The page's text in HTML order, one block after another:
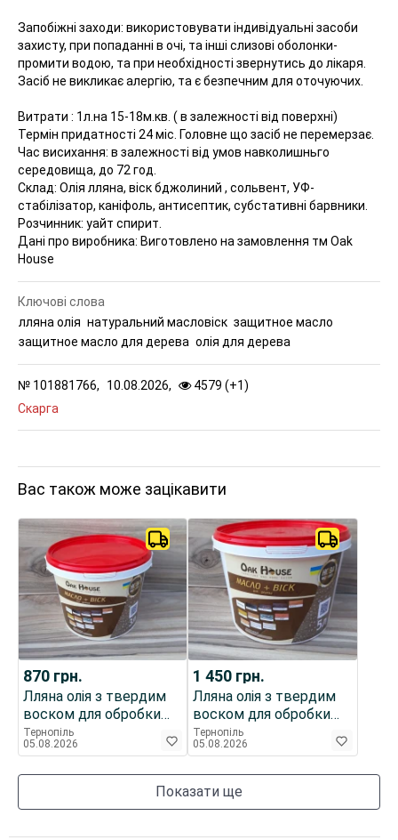
Запобіжні заходи: використовувати індивідуальні засоби
захисту, при попаданні в очі, та інші слизові оболонки-
промити водою, та при необхідності звернутись до лікаря.
Засіб не викликає алергію, та є безпечним для оточуючих.
Витрати : 1л.на 15-18м.кв. ( в залежності від поверхні)
Термін придатності 24 міс. Головне що засіб не перемерзає.
Час висихання: в залежності від умов навколишньго
середовища, до 72 год.
Склад: Олія лляна, віск бджолиний , сольвент, УФ-
стабілізатор, каніфоль, антисептик, субстативні барвники.
Розчинник: уайт спирит.
Дані про виробника: Виготовлено на замовлення тм Oak
House
№ 101881766, 10.08.2026, 4579 (+1)
Скарга
Ключові слова
лляна олія натуральний масловіск защитное масло
защитное масло для дерева олія для дерева
Вас також може зацікавити
870 грн.
Лляна олія з твердим
воском для обробки
деревини 3л
Тернопіль
05.08.2026
1 450 грн.
Лляна олія з твердим
воском для обробки
деревини 5л
Тернопіль
05.08.2026
Показати ще